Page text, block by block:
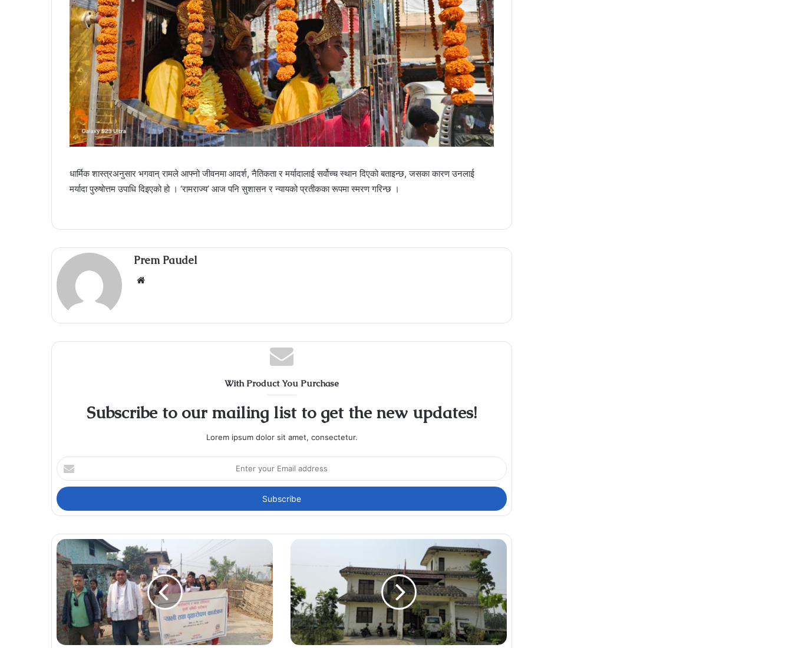
धार्मिक शास्त्रअनुसार भगवान् रामले आफ्नो जीवनमा आदर्श, नैतिकता र मर्यादालाई सर्वोच्च स्थान दिएको बताइन्छ, जसका कारण उनलाई
मर्यादा पुरुषोत्तम उपाधि दिइएको हो । ‘रामराज्य’ आज पनि सुशासन र न्यायको प्रतीकका रूपमा स्मरण गरिन्छ ।
Prem Paudel
Website
With Product You Purchase
Subscribe to our mailing list to get the new updates!
Lorem ipsum dolor sit amet, consectetur.
Enter
your
Email
address